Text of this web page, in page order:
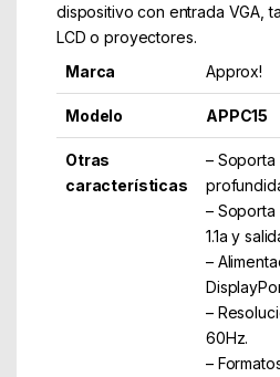
dispositivo con entrada VGA,
LCD o proyectores.
Marca
Approx!
Modelo APPC15
Otras
características
– Soporta
– Soporta
1.1a y
–
–
60Hz.
–